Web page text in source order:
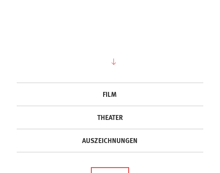
FILM
THEATER
AUSZEICHNUNGEN